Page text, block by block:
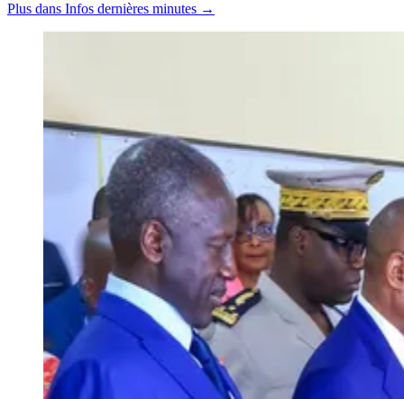
Plus dans Infos dernières minutes →